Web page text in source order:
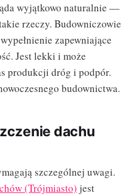
wyjątkowo naturalnie —
rzeczy. Budowniczowie
zapewniające
Jest lekki i może
produkcji dróg i podpór.
budownictwa.
dachu
szczególnej uwagi.
(Trójmiasto) jest